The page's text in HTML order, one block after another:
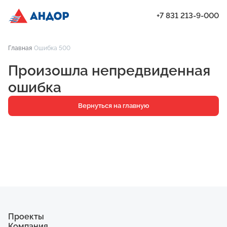
Проекты
Квартиры
Паркинг
Кладовые
+7 831 213-9-000
Главная Ошибка 500
Произошла непредвиденная
ошибка
Вернуться на главную
Проекты